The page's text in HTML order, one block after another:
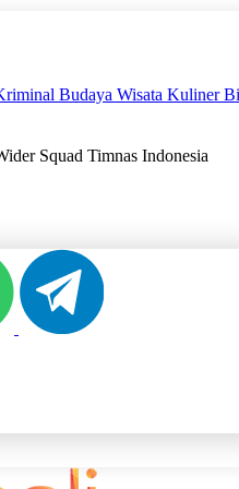
Budaya Wisata Kuliner
Squad Timnas Indonesia